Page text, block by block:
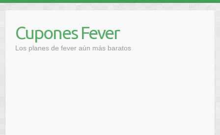
contenidoCupones Fever
Los planes de fever aún más baratos